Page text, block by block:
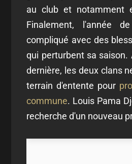
au club et notamment
Finalement, l'année
compliqué avec des
qui perturbent sa saison.
dernière, les deux clans
terrain d'entente pour
commune. Louis Pama
recherche d'un nouveau